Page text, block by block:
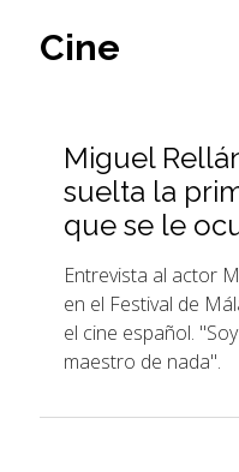
Cine
Miguel
suelta la
que se le
Entrevista al actor
en el Festival de
el cine español.
maestro de nada".